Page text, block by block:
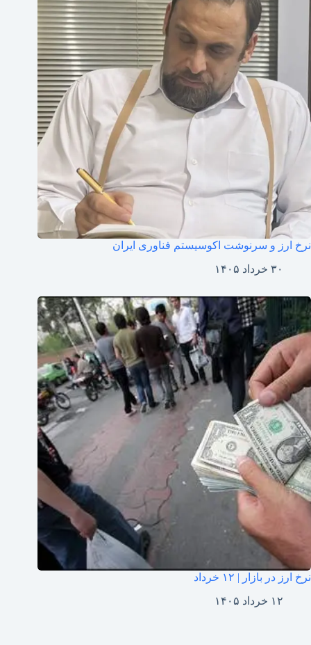
نرخ ارز و سرنوشت اکوسیستم فناوری ایران
۳۰ خرداد ۱۴۰۵
نرخ ارز در بازار | ۱۲ خرداد
۱۲ خرداد ۱۴۰۵